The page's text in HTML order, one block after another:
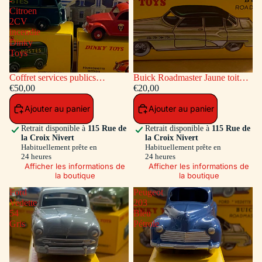
Citroen
2CV
incendie
Dinky
Toys
Coffret services publics
voitures: Peugeot Fourgon
Postal - Citroen 2CV incendie
Dinky Toys
€50,00
Ajouter au panier
Retrait disponible à 115 Rue de
la Croix Nivert
Habituellement prête en
24 heures
Afficher les informations de
la boutique
Buick Roadmaster Jaune toit
Vert
€20,00
Ajouter au panier
Retrait disponible à 115 Rue de
la Croix Nivert
Habituellement prête en
24 heures
Afficher les informations de
la boutique
Ford
Vedette
54
Gris
Peugeot
203
Bleu
Pétrole